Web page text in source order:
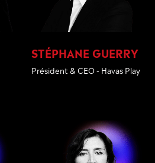
STÉPHANE GUERRY
Président & CEO - Havas Play